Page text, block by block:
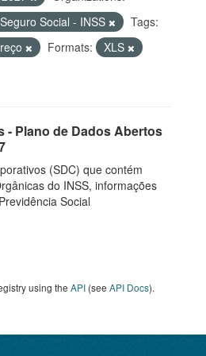
Social - INSS
Tags:
Formats:
XLS
- Plano de Dados Abertos
(SDC) que contém
do INSS, informações
Social
using the API (see API Docs).